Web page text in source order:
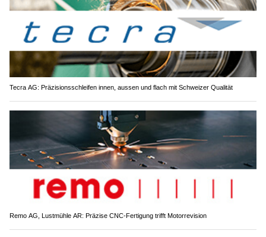
Tecra AG: Präzisionsschleifen innen, aussen und flach mit Schweizer Qualität
Remo AG, Lustmühle AR: Präzise CNC-Fertigung trifft Motorrevision